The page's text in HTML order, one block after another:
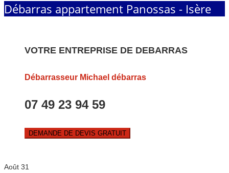
Débarras appartement Panossas - Isère
VOTRE ENTREPRISE DE DEBARRAS
Débarrasseur Michael débarras
07 49 23 94 59
DEMANDE DE DEVIS GRATUIT
Août 31